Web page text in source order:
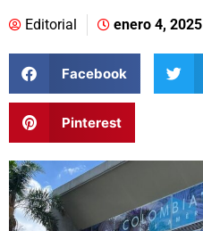
Editorial enero 4, 2025
Facebook
Pinterest